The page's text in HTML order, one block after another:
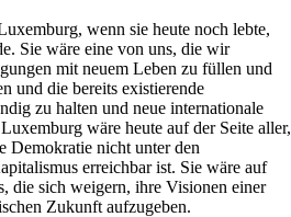
wenn sie heute noch lebte,
Sie wäre eine von uns, die wir
mit neuem Leben zu füllen und
und die bereits existierende
zu halten und neue internationale
wäre heute auf der Seite aller,
Demokratie nicht unter den
erreichbar ist. Sie wäre auf
die sich weigern, ihre Visionen einer
Zukunft aufzugeben.